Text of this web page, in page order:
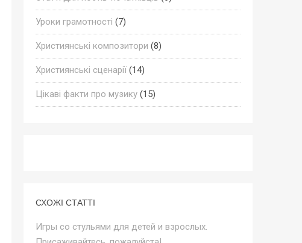
Уроки грамотності (7)
Християнські композитори (8)
Християнські сценарії(14)
Цікаві факти про музику(15)
СХОЖІ СТАТТІ
Игры со стульями для детей и взрослых.